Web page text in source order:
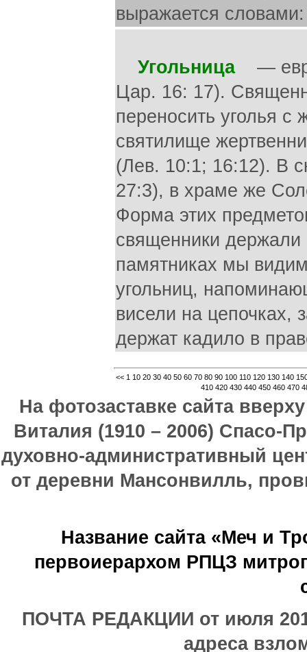
выражается
Угольница— евр.
Цар. 16: 17).
переносить уголья
святилище
(Лев. 10:1; 16:12). В
27:3), в храме же
Форма этих
священники держали
памятниках мы
угольниц,
висели на цепочках,
держат кадило в
<< 1 10 20 30 40 50 60 70 80 90 100 110 120 130 140
410 420 430 440 450 460 470
На фотозаставке сайта
Виталия (1910 – 2006) Спасо-
духовно-административный
от деревни Мансонвилль,
Название сайта «Меч и
первоиерархом РПЦЗ
ПОЧТА РЕДАКЦИИ от июля
адреса